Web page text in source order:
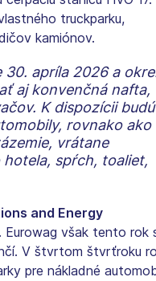
truckparku,
kamiónov.
apríla 2026 a
aj konvenčná nafta,
K dispozícii
rovnako ako
vrátane
spŕch, toaliet,
and Energy
Eurowag však tento rok
V štvrtom štvrťroku
pre nákladné